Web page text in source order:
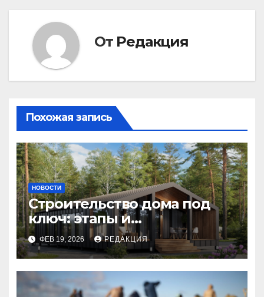
От Редакция
Похожая запись
НОВОСТИ
Строительство дома под
ключ: этапы и
планирование бюджета
ФЕВ 19, 2026 РЕДАКЦИЯ